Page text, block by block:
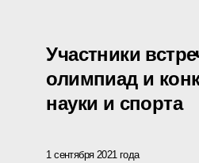
Участники
олимпиад и
науки и спорта
1 сентября 2021 года